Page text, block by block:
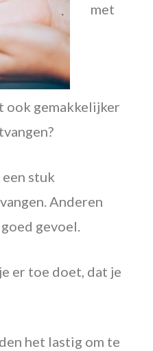
met
ook gemakkelijker
stuk
Anderen
gevoel.
er toe doet, dat je
het lastig om te